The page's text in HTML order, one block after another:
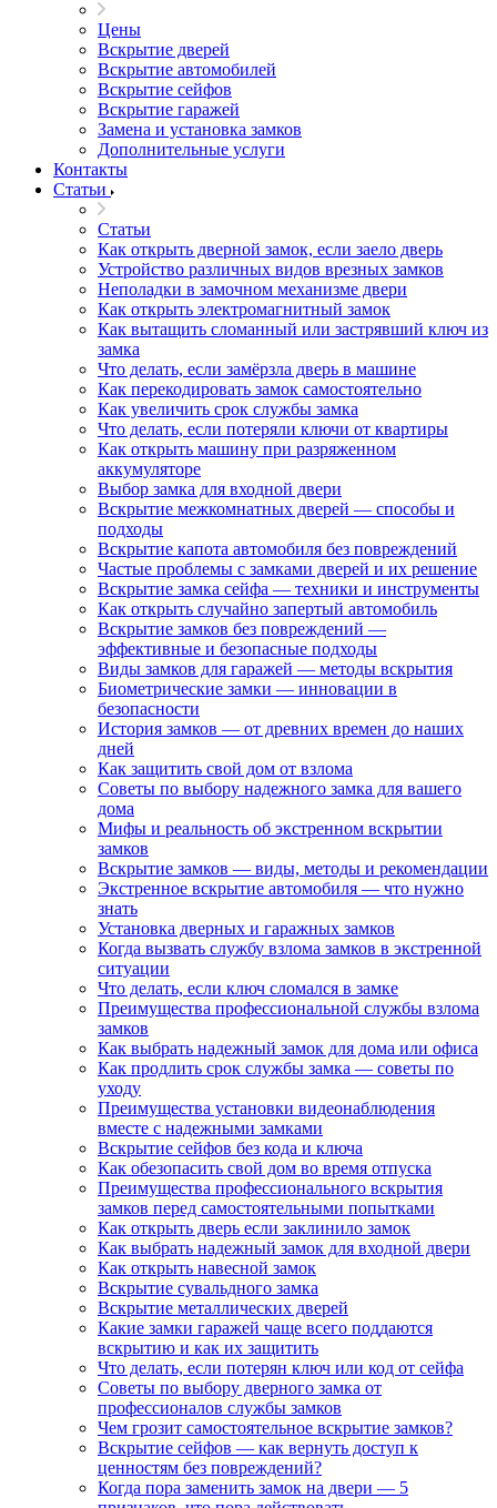
Цены
Вскрытие дверей
Вскрытие автомобилей
Вскрытие сейфов
Вскрытие гаражей
Замена и установка замков
Дополнительные услуги
Контакты
Статьи
Статьи
Как открыть дверной замок, если заело дверь
Устройство различных видов врезных замков
Неполадки в замочном механизме двери
Как открыть электромагнитный замок
Как вытащить сломанный или застрявший ключ из
замка
Что делать, если замёрзла дверь в машине
Как перекодировать замок самостоятельно
Как увеличить срок службы замка
Что делать, если потеряли ключи от квартиры
Как открыть машину при разряженном
аккумуляторе
Выбор замка для входной двери
Вскрытие межкомнатных дверей — способы и
подходы
Вскрытие капота автомобиля без повреждений
Частые проблемы с замками дверей и их решение
Вскрытие замка сейфа — техники и инструменты
Как открыть случайно запертый автомобиль
Вскрытие замков без повреждений —
эффективные и безопасные подходы
Виды замков для гаражей — методы вскрытия
Биометрические замки — инновации в
безопасности
История замков — от древних времен до наших
дней
Как защитить свой дом от взлома
Советы по выбору надежного замка для вашего
дома
Мифы и реальность об экстренном вскрытии
замков
Вскрытие замков — виды, методы и рекомендации
Экстренное вскрытие автомобиля — что нужно
знать
Установка дверных и гаражных замков
Когда вызвать службу взлома замков в экстренной
ситуации
Что делать, если ключ сломался в замке
Преимущества профессиональной службы взлома
замков
Как выбрать надежный замок для дома или офиса
Как продлить срок службы замка — советы по
уходу
Преимущества установки видеонаблюдения
вместе с надежными замками
Вскрытие сейфов без кода и ключа
Как обезопасить свой дом во время отпуска
Преимущества профессионального вскрытия
замков перед самостоятельными попытками
Как открыть дверь если заклинило замок
Как выбрать надежный замок для входной двери
Как открыть навесной замок
Вскрытие сувальдного замка
Вскрытие металлических дверей
Какие замки гаражей чаще всего поддаются
вскрытию и как их защитить
Что делать, если потерян ключ или код от сейфа
Советы по выбору дверного замка от
профессионалов службы замков
Чем грозит самостоятельное вскрытие замков?
Вскрытие сейфов — как вернуть доступ к
ценностям без повреждений?
Когда пора заменить замок на двери — 5